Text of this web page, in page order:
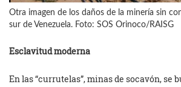
Otra imagen de los daños de la minería sin
sur de Venezuela. Foto: SOS Orinoco/RAISG
Esclavitud moderna
En las “currutelas”, minas de socavón, se